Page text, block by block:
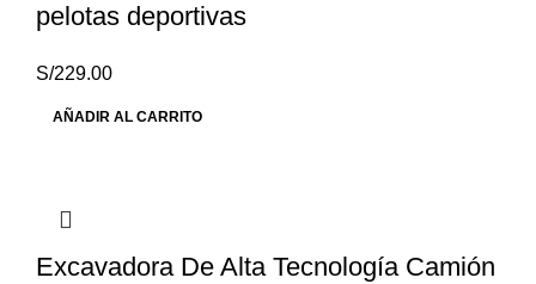
pelotas deportivas
S/229.00
AÑADIR AL CARRITO
Excavadora De Alta Tecnología Camión